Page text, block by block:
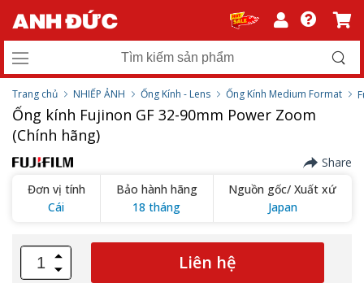
Trang chủ NHIẾP ẢNH Ống Kính - Lens Ống Kính Medium Format
Ống kính Fujinon GF 32-90mm Power Zoom
(Chính hãng)
Share
Đơn vị tính
Cái
Bảo hành hãng
18 tháng
Nguồn gốc/ Xuất xứ
Japan
Liên hệ